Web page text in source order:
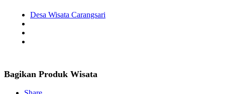
Desa Wisata Carangsari
Bagikan Produk Wisata